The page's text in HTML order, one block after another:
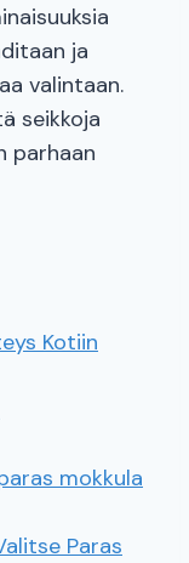
ja
valintaan.
seikkoja
parhaan
Kotiin
mokkula
Paras